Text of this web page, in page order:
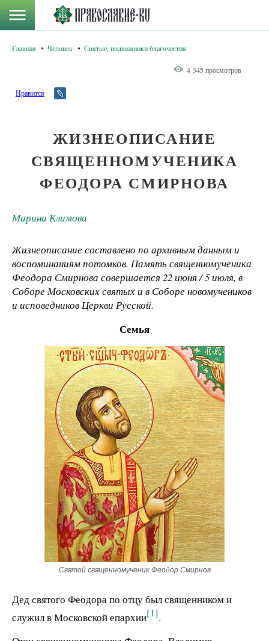
Главная Человек Святые, подвижники благочестия
4 345 просмотров
Нравится
ЖИЗНЕОПИСАНИЕ
СВЯЩЕННОМУЧЕНИКА
ФЕОДОРА СМИРНОВА
Марина Климова
Жизнеописание составлено по архивным данным и
воспоминаниям потомков. Память священномученика
Феодора Смирнова совершается 22 июня / 5 июля, в
Соборе Московских святых и в Соборе новомучеников
и исповедников Церкви Русской.
Семья
Святой священномученик Феодор Смирнов
Дед святого Феодора по отцу был священником и
служил в Московской епархии[1].